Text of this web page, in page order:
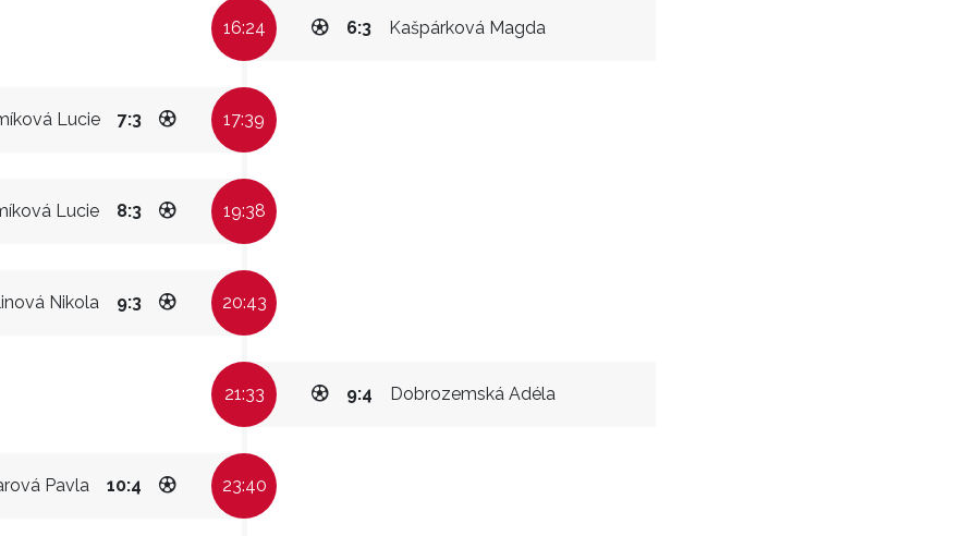
16:24 Kašpárková Magda
6:3
Lucie 7:3 17:39
Lucie 8:3 19:38
Nikola 9:3 20:43
21:33 Dobrozemská Adéla
9:4
Pavla 10:4 23:40